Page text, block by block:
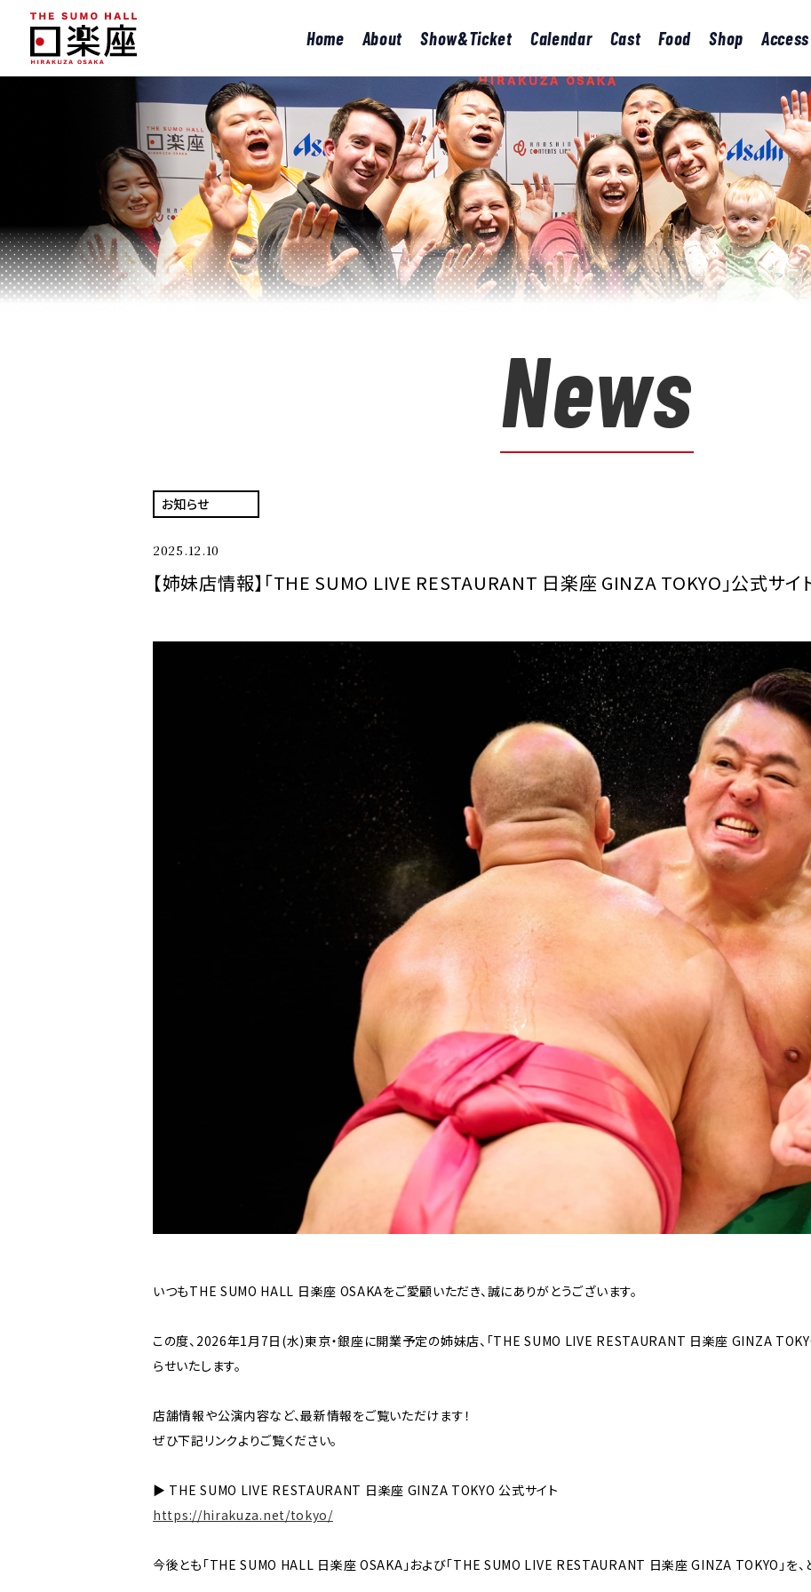
Home About Show&Ticket Calendar Cast Food Shop Access
News
お知らせ
2025.12.10
【姉妹店情報】「THE SUMO LIVE RESTAURANT 日楽座 GINZA TOKYO」公式サイ
いつもTHE SUMO HALL 日楽座 OSAKAをご愛顧いただき、誠にありがとうございます。
この度、2026年1月7日(水)東京・銀座に開業予定の姉妹店、「THE SUMO LIVE RESTAURANT 日楽座 GINZA
らせいたします。
店舗情報や公演内容など、最新情報をご覧いただけます！
ぜひ下記リンクよりご覧ください。
▶ THE SUMO LIVE RESTAURANT 日楽座 GINZA TOKYO 公式サイト
https://hirakuza.net/tokyo/
今後とも「THE SUMO HALL 日楽座 OSAKA」および「THE SUMO LIVE RESTAURANT 日楽座 GINZA TOKYO」を、